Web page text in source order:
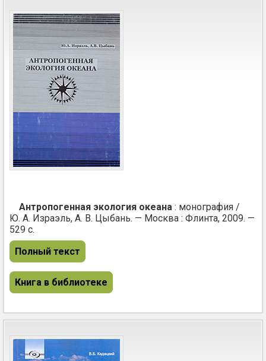
Антропогенная экология океана : монография /
Ю. А. Израэль, А. В. Цыбань. — Москва : Флинта, 2009. —
529 с.
Полный текст
Книга в библиотеке